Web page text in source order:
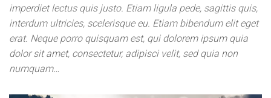
imperdiet lectus quis justo. Etiam ligula pede, sagittis quis,
interdum ultricies, scelerisque eu. Etiam bibendum elit eget
erat. Neque porro quisquam est, qui dolorem ipsum quia
dolor sit amet, consectetur, adipisci velit, sed quia non
numquam…